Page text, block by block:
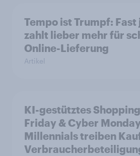
Tempo ist Trumpf:
zahlt lieber mehr für
Online-Lieferung
Artikel
KI-gestütztes
Friday & Cyber Monday
Millennials treiben